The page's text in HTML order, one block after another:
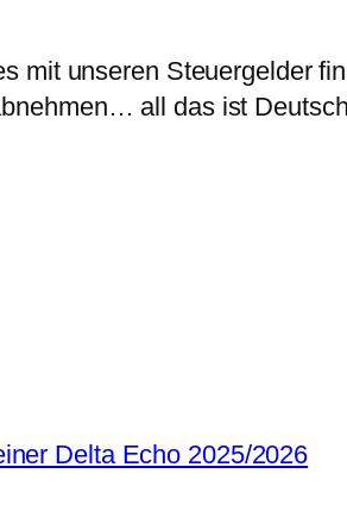
mit unseren Steuergelder
all das ist
Delta Echo 2025/2026